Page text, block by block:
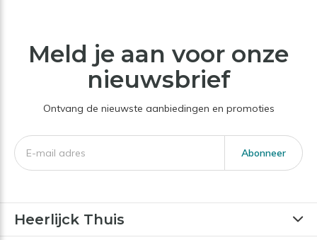
Meld je aan voor onze
nieuwsbrief
Ontvang de nieuwste aanbiedingen en promoties
Abonneer
Heerlijck Thuis